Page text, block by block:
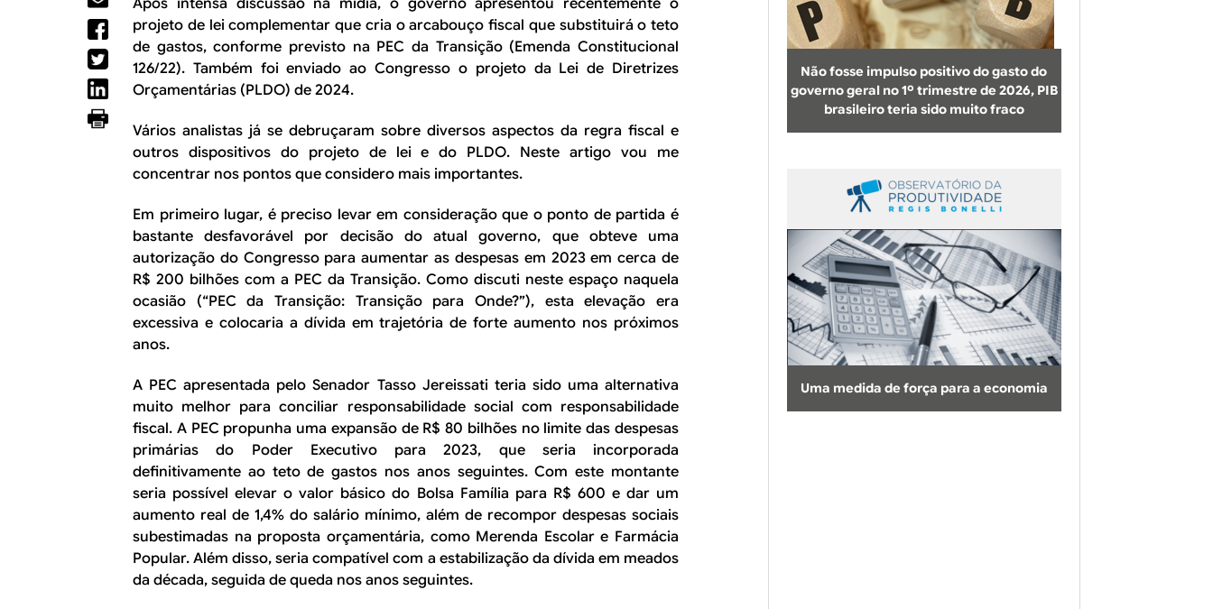
E
b
u
s
c
a
a
l
projeto de lei complementar que cria o arcabouço fiscal que substituirá o teto
de gastos, conforme previsto na PEC da Transição (Emenda Constitucional
126/22). Também foi enviado ao Congresso o projeto da Lei de Diretrizes
Orçamentárias (PLDO) de 2024.
Vários analistas já se debruçaram sobre diversos aspectos da regra fiscal e
outros dispositivos do projeto de lei e do PLDO. Neste artigo vou me
concentrar nos pontos que considero mais importantes.
Em primeiro lugar, é preciso levar em consideração que o ponto de partida é
bastante desfavorável por decisão do atual governo, que obteve uma
autorização do Congresso para aumentar as despesas em 2023 em cerca de
R$ 200 bilhões com a PEC da Transição. Como discuti neste espaço naquela
ocasião (“PEC da Transição: Transição para Onde?”), esta elevação era
excessiva e colocaria a dívida em trajetória de forte aumento nos próximos
anos.
A PEC apresentada pelo Senador Tasso Jereissati teria sido uma alternativa
muito melhor para conciliar responsabilidade social com responsabilidade
fiscal. A PEC propunha uma expansão de R$ 80 bilhões no limite das despesas
primárias do Poder Executivo para 2023, que seria incorporada
definitivamente ao teto de gastos nos anos seguintes. Com este montante
seria possível elevar o valor básico do Bolsa Família para R$ 600 e dar um
aumento real de 1,4% do salário mínimo, além de recompor despesas sociais
subestimadas na proposta orçamentária, como Merenda Escolar e Farmácia
Popular. Além disso, seria compatível com a estabilização da dívida em meados
da década, seguida de queda nos anos seguintes.
Não fosse impulso positivo do gasto do
governo geral no 1º trimestre de 2026, PIB
brasileiro teria sido muito fraco
Uma medida de força para a economia